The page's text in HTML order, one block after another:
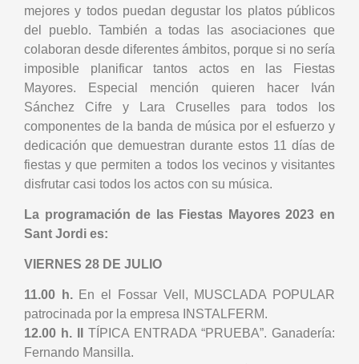
mejores y todos puedan degustar los platos públicos
del pueblo. También a todas las asociaciones que
colaboran desde diferentes ámbitos, porque si no sería
imposible planificar tantos actos en las Fiestas
Mayores. Especial mención quieren hacer Iván
Sánchez Cifre y Lara Cruselles para todos los
componentes de la banda de música por el esfuerzo y
dedicación que demuestran durante estos 11 días de
fiestas y que permiten a todos los vecinos y visitantes
disfrutar casi todos los actos con su música.
La programación de las Fiestas Mayores 2023 en
Sant Jordi es:
VIERNES 28 DE JULIO
11.00 h. En el Fossar Vell, MUSCLADA POPULAR
patrocinada por la empresa INSTALFERM.
12.00 h. II
TÍPICA ENTRADA “PRUEBA”. Ganadería:
Fernando Mansilla.